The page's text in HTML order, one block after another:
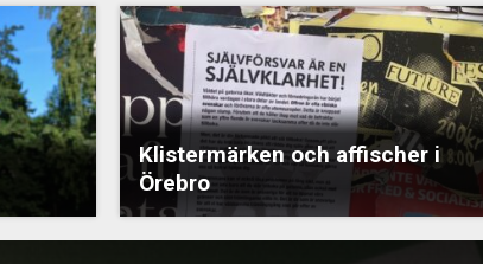
Klistermärken och affischer i
Örebro